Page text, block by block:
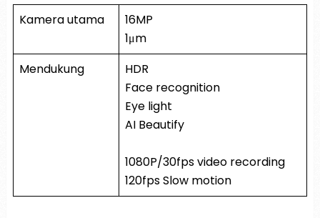
Kamera utama
16MP
1μm
Mendukung
HDR
Face recognition
Eye light
AI Beautify
1080P/30fps video recording
120fps Slow motion